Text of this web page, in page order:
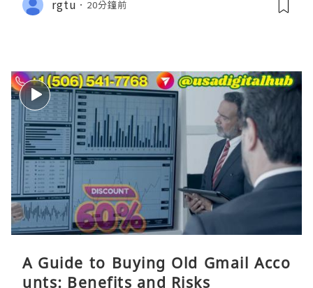
rgtu 20分鐘前
A Guide to Buying Old Gmail Acco
unts: Benefits and Risks